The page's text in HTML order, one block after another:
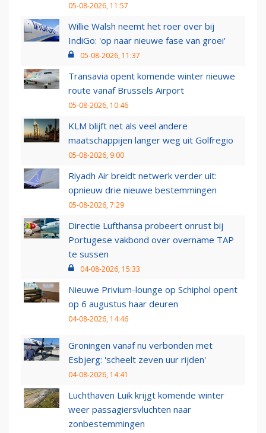
05-08-2026, 11:57
Willie Walsh neemt het roer over bij
IndiGo: 'op naar nieuwe fase van groei'
05-08-2026, 11:37
Transavia opent komende winter nieuwe
route vanaf Brussels Airport
05-08-2026, 10:46
KLM blijft net als veel andere
maatschappijen langer weg uit Golfregio
05-08-2026, 9:00
Riyadh Air breidt netwerk verder uit:
opnieuw drie nieuwe bestemmingen
05-08-2026, 7:29
Directie Lufthansa probeert onrust bij
Portugese vakbond over overname TAP
te sussen
04-08-2026, 15:33
Nieuwe Privium-lounge op Schiphol opent
op 6 augustus haar deuren
04-08-2026, 14:46
Groningen vanaf nu verbonden met
Esbjerg: 'scheelt zeven uur rijden'
04-08-2026, 14:41
Luchthaven Luik krijgt komende winter
weer passagiersvluchten naar
zonbestemmingen